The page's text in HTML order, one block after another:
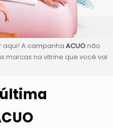
aqui! A campanha ACUO não
marcas na vitrine que você vai